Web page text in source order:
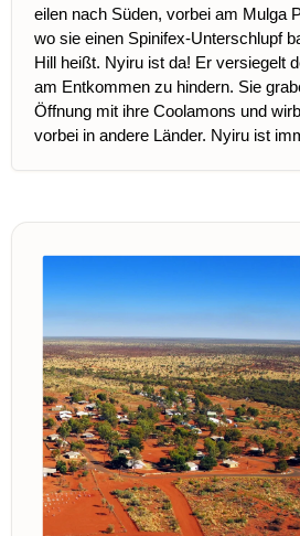
eilen nach Süden, vorbei am Mulga
wo sie einen Spinifex-Unterschlupf
Hill heißt. Nyiru ist da! Er versiegelt
am Entkommen zu hindern. Sie
Öffnung mit ihre Coolamons und
vorbei in andere Länder. Nyiru ist